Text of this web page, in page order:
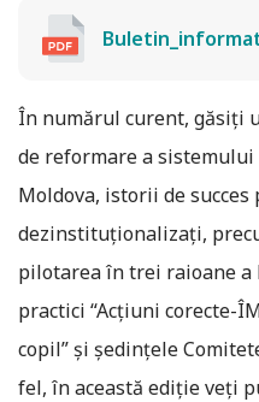
În numărul curent, găsiţi
de reformare a
Moldova, istorii de
dezinstituționalizați,
pilotarea în trei raioane
practici “Acţiuni corecte-
copil” și ședințele
fel, în această ediție veți